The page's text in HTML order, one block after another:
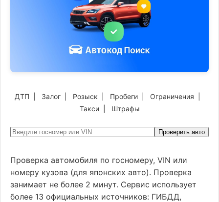
ДТП Залог Розыск Пробеги Ограничения
Такси| Штрафы
Проверить авто
Проверка автомобиля по госномеру, VIN или
номеру кузова (для японских авто). Проверка
занимает не более 2 минут. Сервис использует
более 13 официальных источников: ГИБДД,